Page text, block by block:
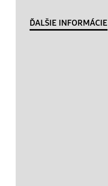
ĎALŠIE INFORMÁCIE